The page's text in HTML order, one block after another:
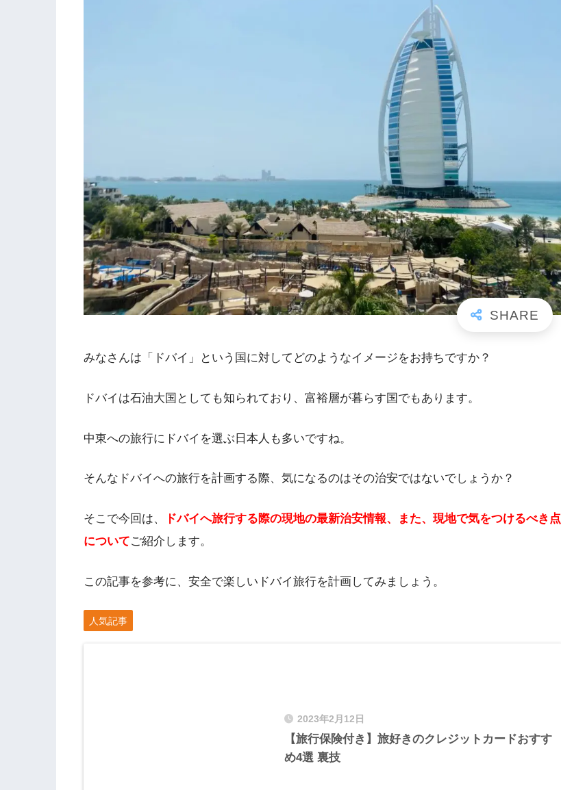
みなさんは「ドバイ」という国に対してどのようなイメージをお持ちですか？
ドバイは石油大国としても知られており、富裕層が暮らす国でもあります。
中東への旅行にドバイを選ぶ日本人も多いですね。
そんなドバイへの旅行を計画する際、気になるのはその治安ではないでしょうか？
そこで今回は、
ドバイへ旅行する際の現地の最新治安情報、また、現地で気をつけるべき点
についてご紹介します。
この記事を参考に、安全で楽しいドバイ旅行を計画してみましょう。
人気記事
2023年2月12日
【旅行保険付き】旅好きのクレジットカードおすす
め4選 裏技